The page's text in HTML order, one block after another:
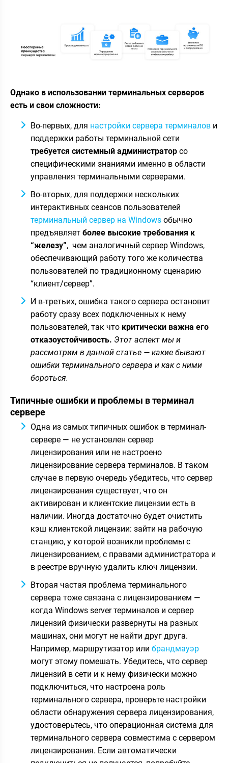
Однако в использовании терминальных серверов
есть и свои сложности:
Во-первых, для настройки сервера терминалов и
поддержки работы терминальной сети
требуется системный администратор со
специфическими знаниями именно в области
управления терминальными серверами.
Во-вторых, для поддержки нескольких
интерактивных сеансов пользователей
терминальный сервер на Windows обычно
предъявляет более высокие требования к
“железу”, чем аналогичный сервер Windows,
обеспечивающий работу того же количества
пользователей по традиционному сценарию
“клиент/сервер”.
И в-третьих, ошибка такого сервера остановит
работу сразу всех подключенных к нему
пользователей, так что критически важна его
отказоустойчивость. Этот аспект мы и
рассмотрим в данной статье — какие бывают
ошибки терминального сервера и как с ними
бороться.
Типичные ошибки и проблемы в терминал
сервере
Одна из самых типичных ошибок в терминал-
сервере — не установлен сервер
лицензирования или не настроено
лицензирование сервера терминалов. В таком
случае в первую очередь убедитесь, что сервер
лицензирования существует, что он
активирован и клиентские лицензии есть в
наличии. Иногда достаточно будет очистить
кэш клиентской лицензии: зайти на рабочую
станцию, у которой возникли проблемы с
лицензированием, с правами администратора и
в реестре вручную удалить ключ лицензии.
Вторая частая проблема терминального
сервера тоже связана с лицензированием —
когда Windows server терминалов и сервер
лицензий физически развернуты на разных
машинах, они могут не найти друг друга.
Например, маршрутизатор или брандмауэр
могут этому помешать. Убедитесь, что сервер
лицензий в сети и к нему физически можно
подключиться, что настроена роль
терминального сервера, проверьте настройки
области обнаружения сервера лицензирования,
удостоверьтесь, что операционная система для
терминального сервера совместима с сервером
лицензирования. Если автоматически